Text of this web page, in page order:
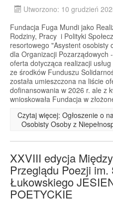
Utworzono: 10 grudzień
Fundacja Fuga Mundi jako
Rodziny, Pracy i Polityki
resortowego "Asystent osobisty
dla Organizacji Pozarządowych
oferta dotycząca realizacji
ze środków Funduszu
została umieszczona na liście
dofinansowania w 2026 r. ale z
wnioskowała Fundacja w
Czytaj więcej: Ogłoszenie o
Osobisty Osoby z
XXVIII edycja
Przeglądu Poezji
Łukowskiego
POETYCKIE